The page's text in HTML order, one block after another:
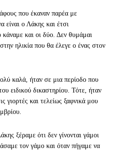
που έκαναν παρέα με
είναι ο Λάκης και έτσι
και οι δύο. Δεν θυμάμαι
ηλικία που θα έλεγε ο ένας στον
καλά, ήταν σε μια περίοδο που
ειδικού δικαστηρίου. Τότε, ήταν
γιορτές και τελείως ξαφνικά μου
ξέραμε ότι δεν γίνονται γάμοι
τον γάμο και όταν πήγαμε να